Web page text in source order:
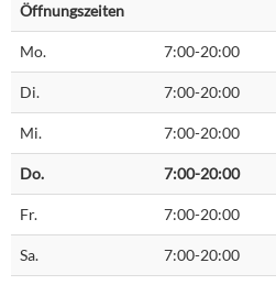
Öffnungszeiten
Mo. 7:00-20:00
Di. 7:00-20:00
Mi. 7:00-20:00
Do. 7:00-20:00
Fr. 7:00-20:00
Sa. 7:00-20:00